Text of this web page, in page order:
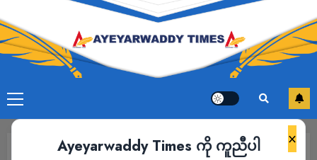
×
Ayeyarwaddy Times ကို ကူညီပါ